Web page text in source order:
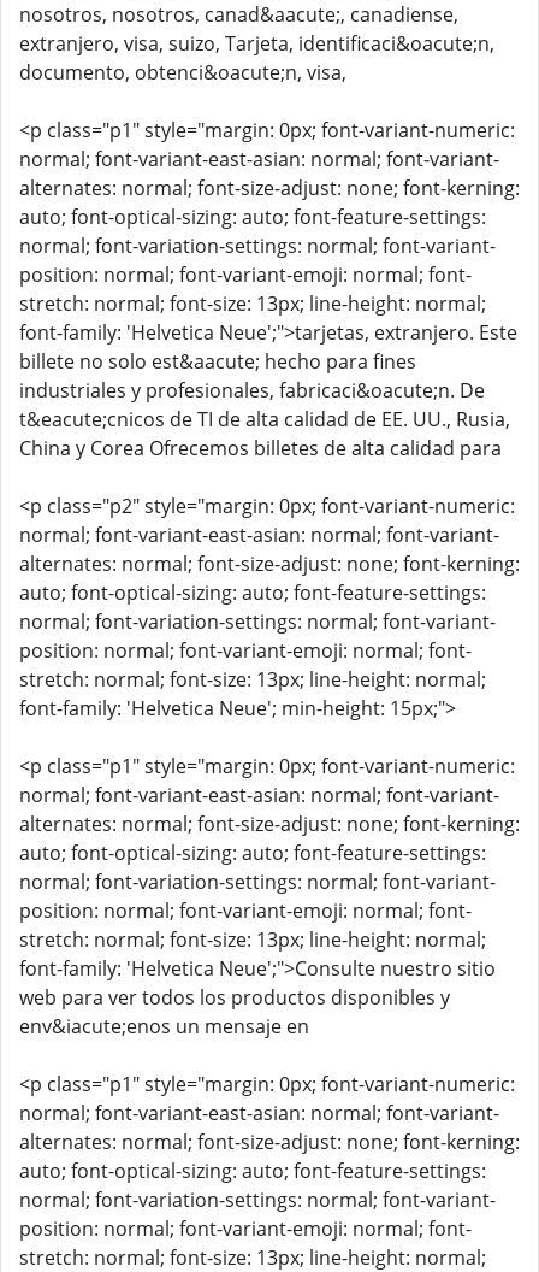
nosotros, nosotros, canad&aacute;, canadiense,
extranjero, visa, suizo, Tarjeta, identificaci&oacute;n,
documento, obtenci&oacute;n, visa,
<p class="p1" style="margin: 0px; font-variant-numeric:
normal; font-variant-east-asian: normal; font-variant-
alternates: normal; font-size-adjust: none; font-kerning:
auto; font-optical-sizing: auto; font-feature-settings:
normal; font-variation-settings: normal; font-variant-
position: normal; font-variant-emoji: normal; font-
stretch: normal; font-size: 13px; line-height: normal;
font-family: 'Helvetica Neue';">tarjetas, extranjero. Este
billete no solo est&aacute; hecho para fines
industriales y profesionales, fabricaci&oacute;n. De
t&eacute;cnicos de TI de alta calidad de EE. UU., Rusia,
China y Corea Ofrecemos billetes de alta calidad para
<p class="p2" style="margin: 0px; font-variant-numeric:
normal; font-variant-east-asian: normal; font-variant-
alternates: normal; font-size-adjust: none; font-kerning:
auto; font-optical-sizing: auto; font-feature-settings:
normal; font-variation-settings: normal; font-variant-
position: normal; font-variant-emoji: normal; font-
stretch: normal; font-size: 13px; line-height: normal;
font-family: 'Helvetica Neue'; min-height: 15px;">
<p class="p1" style="margin: 0px; font-variant-numeric:
normal; font-variant-east-asian: normal; font-variant-
alternates: normal; font-size-adjust: none; font-kerning:
auto; font-optical-sizing: auto; font-feature-settings:
normal; font-variation-settings: normal; font-variant-
position: normal; font-variant-emoji: normal; font-
stretch: normal; font-size: 13px; line-height: normal;
font-family: 'Helvetica Neue';">Consulte nuestro sitio
web para ver todos los productos disponibles y
env&iacute;enos un mensaje en
<p class="p1" style="margin: 0px; font-variant-numeric:
normal; font-variant-east-asian: normal; font-variant-
alternates: normal; font-size-adjust: none; font-kerning:
auto; font-optical-sizing: auto; font-feature-settings:
normal; font-variation-settings: normal; font-variant-
position: normal; font-variant-emoji: normal; font-
stretch: normal; font-size: 13px; line-height: normal;